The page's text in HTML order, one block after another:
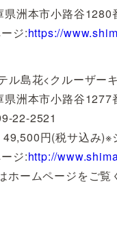
県洲本市小路谷1280
ジ:https://
ル島花<クルーザー
県洲本市小路谷1277
22-2521
円(税サ込み)※
ジ:http://
ホームページをご覧